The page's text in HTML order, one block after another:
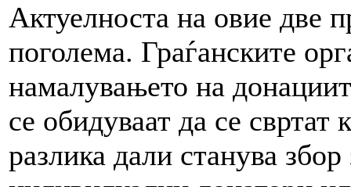
Актуелноста на овие две
поголема. Граѓанските
намалувањето на
се обидуваат да се
разлика дали станува